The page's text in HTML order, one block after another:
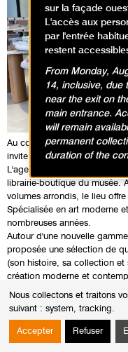
Nous collectons et traitons
suivant : system, tracking.
Accepter Refuser
Au coeur du Musée d'Art
invite à découvrir son nouvel
L'agence Uchronia créée par
librairie-boutique du musée.
volumes arrondis, le lieu
Spécialisée en art moderne
nombreuses années.
Autour d'une nouvelle
proposée une sélection de
(son histoire, sa collection
création moderne et
Les visiteurs y trouveront
essais théoriques,
d’artistes.
sur la façade
L'accès aux
par l'entrée
restent
From Monday,
14, inclusive, due
near the exit on
main entrance.
will remain
permanent
duration of the